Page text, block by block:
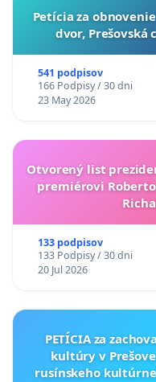
​Petícia za
dvor, Prešovská
541 podpisov
166 Podpisy / 30 dni
23 May 2026
Otvorený list
premiérovi
133 podpisov
133 Podpisy / 30 dni
20 Jul 2026
PETÍCIA za
kultúry v
rusínskeho